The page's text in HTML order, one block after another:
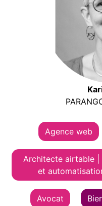
Agence web
Architecte airtable
et
Avocat